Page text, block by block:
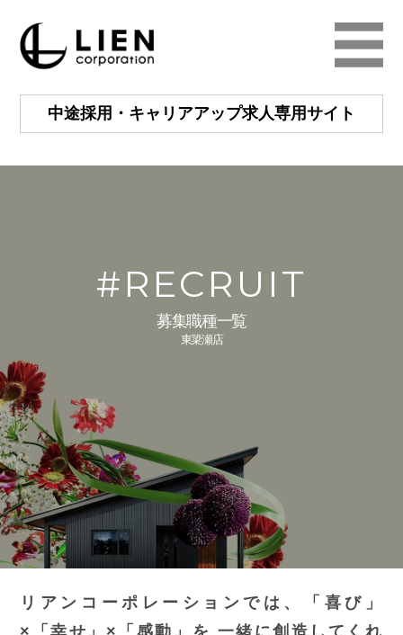
中途採用・キャリアアップ求人専用サイト
#RECRUIT
募集職種一覧
東簗瀬店
リアンコーポレーションでは、「喜び」